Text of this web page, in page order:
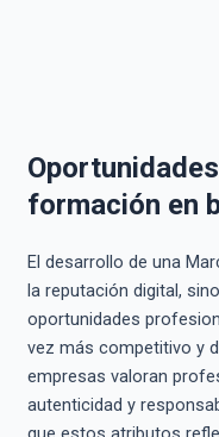
formación en
El desarrollo de una
la reputación digital,
oportunidades
vez más competitivo y
empresas valoran
autenticidad y